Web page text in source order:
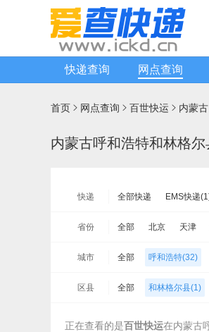
快递查询 网点查询
首页  网点查询  百世快运  内蒙古
内蒙古呼和浩特和林格
快递 全部快递 EMS快递
新邦物流(0) 中铁物
省份 全部 北京 天津
河南 湖北
台湾省 香港
城市 全部 呼和浩特(32)
兴安盟(2) 锡林郭勒(3)
区县
全部 和林格尔县(1)
正在查看的是百世快运在内蒙古